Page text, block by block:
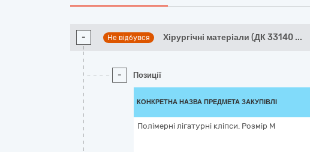
- Не відбувся Хірургічні матеріали (ДК 33140 ...
- Позиції
КОНКРЕТНА НАЗВА ПРЕДМЕТА ЗАКУПІВЛІ
Полімерні лігатурні кліпси. Розмір M